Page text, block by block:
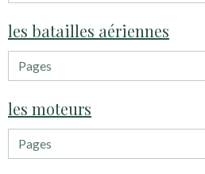
les batailles aériennes
les moteurs